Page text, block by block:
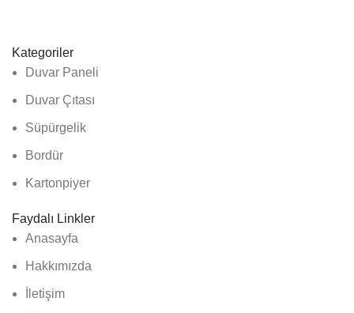
Kategoriler
Duvar Paneli
Duvar Çıtası
Süpürgelik
Bordür
Kartonpiyer
Faydalı Linkler
Anasayfa
Hakkımızda
İletişim